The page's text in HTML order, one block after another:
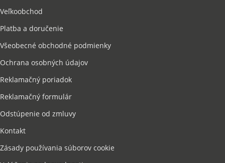
Veľkoobchod
Platba a doručenie
Všeobecné obchodné podmienky
Ochrana osobných údajov
Reklamačný poriadok
Reklamačný formulár
Odstúpenie od zmluvy
Kontakt
Zásady používania súborov cookie